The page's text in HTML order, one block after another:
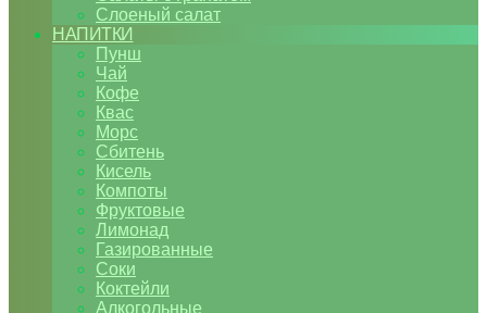
Слоеный салат
НАПИТКИ
Пунш
Чай
Кофе
Квас
Морс
Сбитень
Кисель
Компоты
Фруктовые
Лимонад
Газированные
Соки
Коктейли
Алкогольные